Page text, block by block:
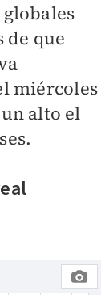
de que
miércoles
alto el